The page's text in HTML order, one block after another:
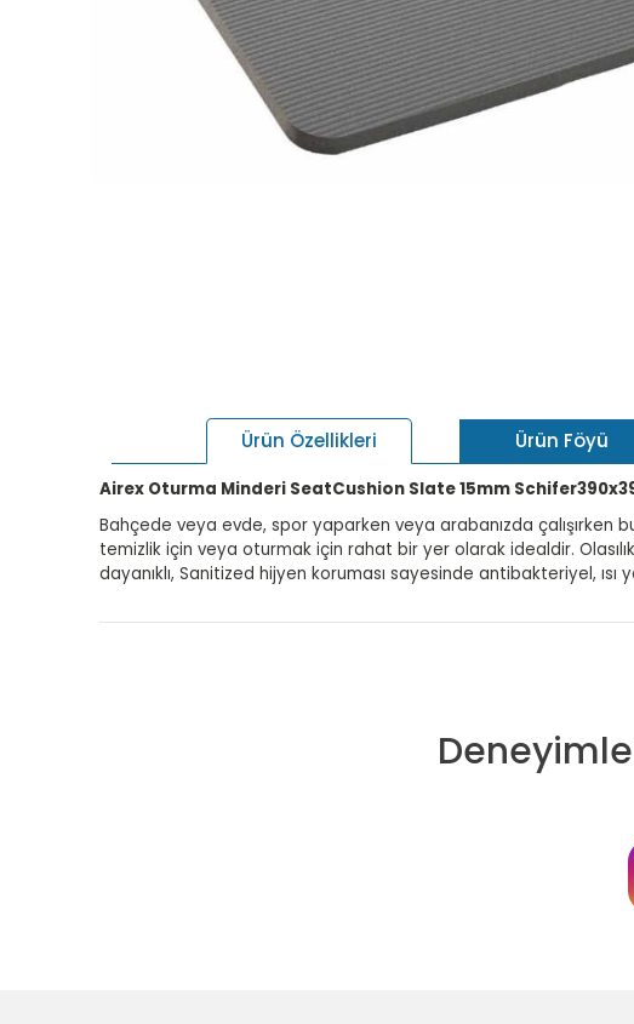
Ürün Özellikleri Ürün Föyü
Airex Oturma Minderi SeatCushion Slate 15mm
Bahçede veya evde, spor yaparken veya arabanızda çalışırken
temizlik için veya oturmak için rahat bir yer olarak idealdir.
dayanıklı, Sanitized hijyen koruması sayesinde antibakteriyel, ısı